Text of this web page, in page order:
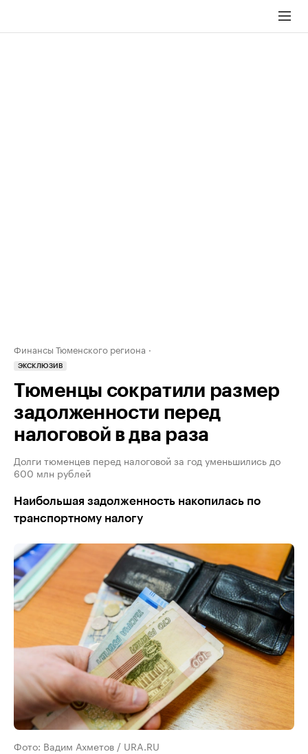
Финансы Тюменского региона
ЭКСКЛЮЗИВ
Тюменцы сократили размер
задолженности перед
налоговой в два раза
Долги тюменцев перед налоговой за год уменьшились до
600 млн рублей
Наибольшая задолженность накопилась по
транспортному налогу
Фото: Вадим Ахметов / URA.RU